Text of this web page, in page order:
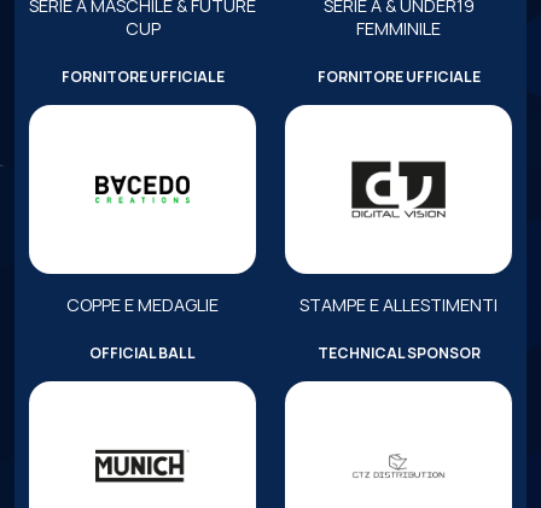
SERIE A MASCHILE & FUTURE
CUP
SERIE A & UNDER19
FEMMINILE
FORNITORE UFFICIALE
COPPE E MEDAGLIE
FORNITORE UFFICIALE
STAMPE E ALLESTIMENTI
OFFICIAL BALL TECHNICAL SPONSOR